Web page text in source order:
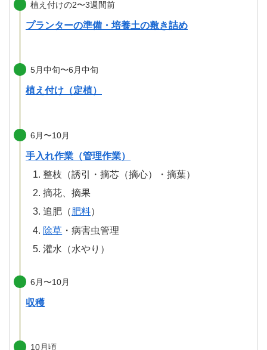
植え付けの2〜3週間前
プランターの準備・培養土の敷き詰め
5月中旬〜6月中旬
植え付け（定植）
6月〜10月
手入れ作業（管理作業）
整枝（誘引・摘芯（摘心）・摘葉）
摘花、摘果
追肥（肥料）
除草 ・病害虫管理
灌水（水やり）
6月〜10月
収穫
10月頃